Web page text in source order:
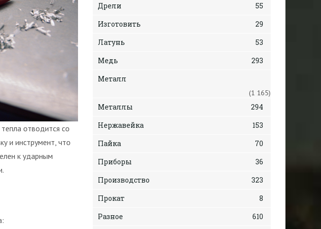
отводится со
и инструмент, что
к ударным
Дрели
55
Изготовить
29
Латунь
53
Медь
293
Металл
(1 165)
Металлы
294
Нержавейка
153
Пайка
70
Приборы
36
Производство
323
Прокат
8
Разное
610